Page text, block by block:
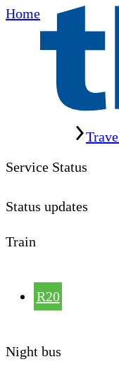
Home
Service Status
Status updates
Train
R20
Night bus